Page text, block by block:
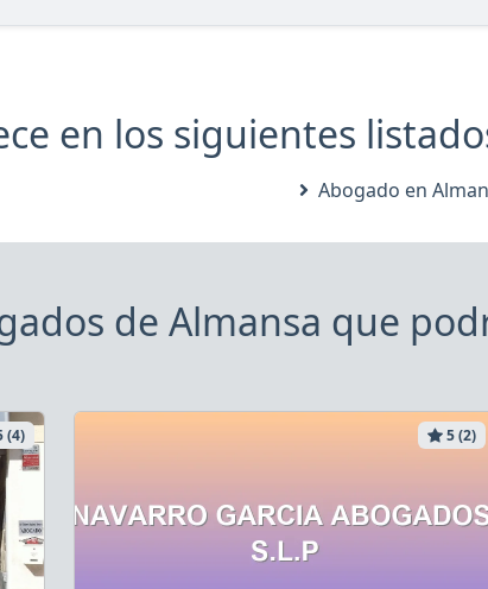
en los siguientes
Abogado en
de Almansa que
(4) 5 (2)